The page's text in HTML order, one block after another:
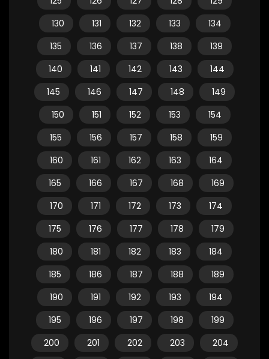
130
131 132 133
134
135
136 137 138
139
140
141 142 143
144
145
146 147 148
149
150
151 152 153
154
155
156 157 158
159
160
161 162 163
164
165
166 167 168
169
170
171 172 173
174
175
176 177 178
179
180
181 182 183
184
185
186 187 188
189
190
191 192 193
194
195
196 197 198
199
200
201 202 203
204